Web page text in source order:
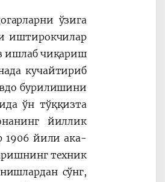
ўзига
иштирокчилар
ишлаб чиқариш
кучайтириб
бурилишини
ўн тўққизта
йиллик
1906 йили ака-
техник
сўнг,